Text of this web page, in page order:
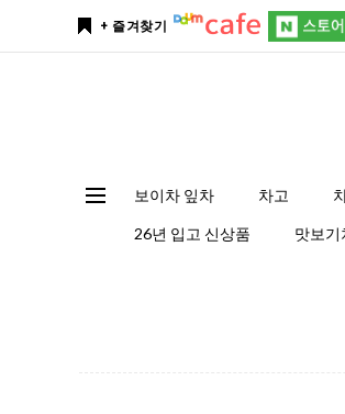
+ 즐겨찾기
보이차 잎차 차고
26년 입고 신상품 맛보기